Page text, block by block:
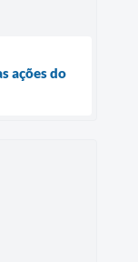
ações do